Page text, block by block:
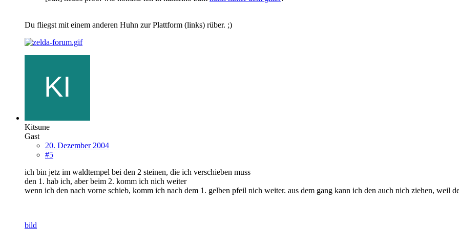
Du fliegst mit einem anderen Huhn zur Plattform (links) rüber. ;)
Kitsune
Gast
20. Dezember 2004
#5
ich bin jetz im waldtempel bei den 2 steinen, die ich verschieben muss
den 1. hab ich, aber beim 2. komm ich nich weiter
wenn ich den nach vorne schieb, komm ich nach dem 1. gelben pfeil nich weiter. aus dem gang kann ich den auch nich ziehen, weil
bild